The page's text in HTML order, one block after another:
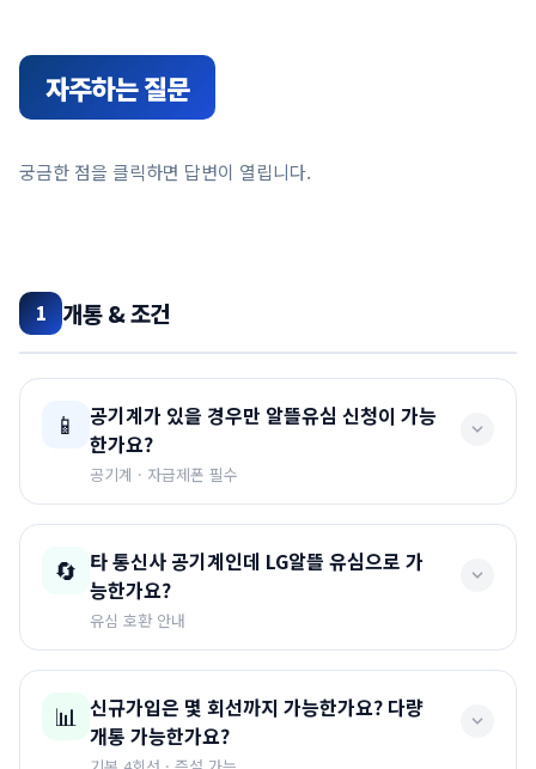
자주하는 질문
궁금한 점을 클릭하면 답변이 열립니다.
1 개통 & 조건
📱
공기계가 있을 경우만 알뜰유심 신청이 가능
한가요?
공기계 · 자급제폰 필수
신청이 가능합니다.
공기계나 자급제폰을 구매하신 후 신청해 주셔야 합니다.
🔄 타 통신사 공기계인데 LG알뜰 유심으로 가
능한가요?
유심 호환 안내
없이 공기계로 가능하며, 듀얼유심이나 나노유심 모두 호
환되는 유심을 보내드립니다.
📊 신규가입은 몇 회선까지 가능한가요? 다량
개통 가능한가요?